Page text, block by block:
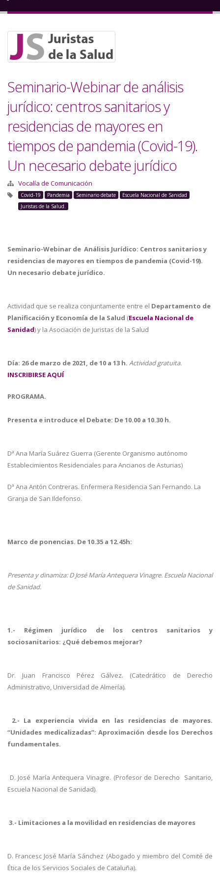
a
la
navegación
Seminario-Webinar de análisis
jurídico: centros sanitarios y
residencias de mayores en
tiempos de pandemia (Covid-19).
Un necesario debate jurídico
Vocalía de Comunicación
Covid-19 Pandemia Seminario debate
Escuela Nacional de Sanidad
Juristas de la Salud.
Seminario-Webinar de Análisis Jurídico: Centros sanitarios y
residencias de mayores en tiempos de pandemia (Covid-19).
Un necesario debate jurídico.
Actividad que se realiza conjuntamente entre el Departamento de
Planificación y Economía de la Salud (Escuela Nacional de
Sanidad) y la Asociación de Juristas de la Salud
Día: 26 de marzo de 2021, de 10 a 13 h. Actividad gratuita.
INSCRIBIRSE AQUÍ
PROGRAMA.
Presenta e introduce el Debate: De 10.00 a 10.30 h.
Dª Ana María Suárez Guerra (Gerente Organismo autónomo
Establecimientos Residenciales para Ancianos de Asturias)
Dª Ana Antón Contreras. Enfermera Residencia San Fernando. La
Granja de San Ildefonso.
Marco de ponencias. De 10.35 a 12.45h:
Presenta y dinamiza: D José María Antequera Vinagre. Escuela Nacional
de Sanidad.
1.- Régimen jurídico de los centros sanitarios y
sociosanitarios: ¿Qué debemos mejorar?
Dr. Juan Francisco Pérez Gálvez. (Catedrático de Derecho
Administrativo, Universidad de Almería).
2.- La experiencia vivida en las residencias de mayores.
“Unidades medicalizadas”: Aproximación desde los Derechos
fundamentales.
D. José María Antequera Vinagre. (Profesor de Derecho Sanitario,
Escuela Nacional de Sanidad).
3.- Limitaciones a la movilidad en residencias de mayores
D. Francesc José María Sánchez (Abogado y miembro del Comité de
Ética de los Servicios Sociales de Cataluña).